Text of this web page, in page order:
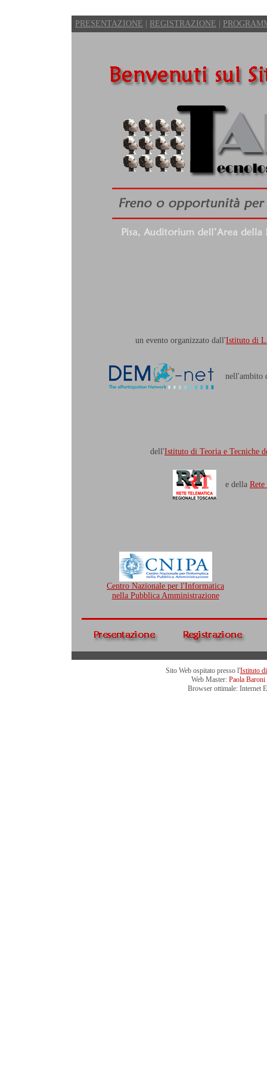
PRESENTAZIONE REGISTRAZIONE
un evento organizzato dall'Istituto di
nell'ambito
dell'Istituto di Teoria e Tecniche
e della Rete
Centro Nazionale per l'Informatica
nella Pubblica Amministrazione
Sito Web ospitato presso l'Istituto
Web Master: Paola Baroni
Browser ottimale: Internet